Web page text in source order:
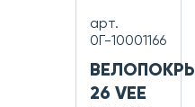
арт.
0Г-10001166
26 VEE